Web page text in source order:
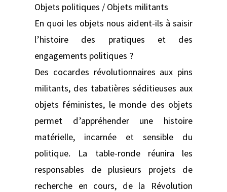
Objets politiques / Objets militants
En quoi les objets nous aident-ils à saisir
l’histoire des pratiques et des
engagements politiques ?
Des cocardes révolutionnaires aux pins
militants, des tabatières séditieuses aux
objets féministes, le monde des objets
permet d’appréhender une histoire
matérielle, incarnée et sensible du
politique. La table-ronde réunira les
responsables de plusieurs projets de
recherche en cours, de la Révolution